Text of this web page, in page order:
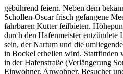
gebührend feiern. Neben dem
Schollen-Oscar frisch gefangene
fahrbaren Kutter feilbieten.
durch den Hafenmeister entzündete
sein, der Nartum und die
in Bockel erhellen wird. Stattfinden
in der Hafenstraße (Verlängerung
Einwohner, Anwohner, Besucher